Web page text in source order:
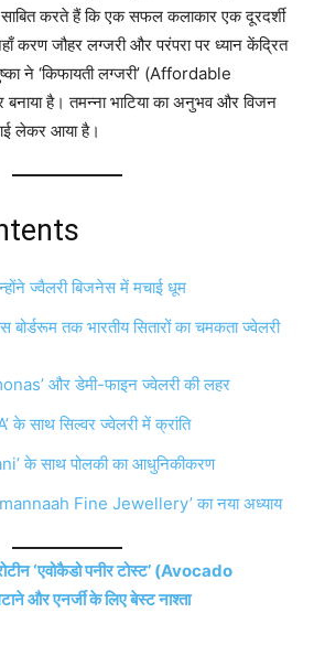
साबित करते हैं कि एक सफल कलाकार एक दूरदर्शी
करण जौहर लग्जरी और परंपरा पर ध्यान केंद्रित
ने ‘किफायती लग्जरी’ (Affordable
है। तमन्ना भाटिया का अनुभव और विजन
लेकर आया है।
ज्वैलरी बिजनेस में मचाई धूम
तक भारतीय सितारों का चमकता ज्वेलरी
और डेमी-फाइन ज्वेलरी की लहर
के साथ सिल्वर ज्वेलरी में क्रांति
के साथ पोलकी का आधुनिकीकरण
Fine Jewellery’ का नया अध्याय
‘एवोकैडो पनीर टोस्ट’ (Avocado
और एनर्जी के लिए बेस्ट नाश्ता